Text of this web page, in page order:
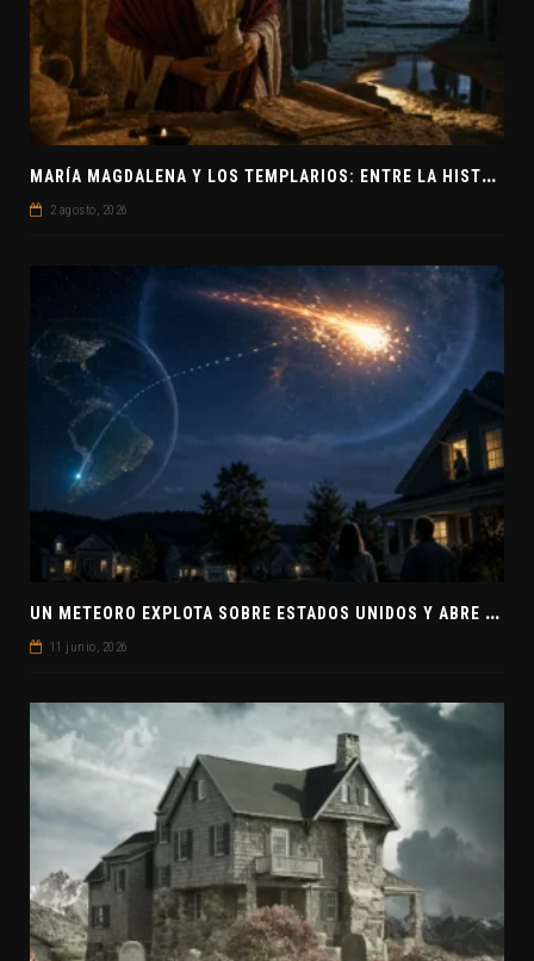
M
ARÍA MAGDALENA Y LOS TEMPLARIOS: ENTRE LA HISTORIA Y EL MISTERIO
2 agosto, 2026
U
N METEORO EXPLOTA SOBRE ESTADOS UNIDOS Y ABRE LA PISTA DE POLAR-IM, UN POSIBLE VISITANTE INTERESTELAR
11 junio, 2026